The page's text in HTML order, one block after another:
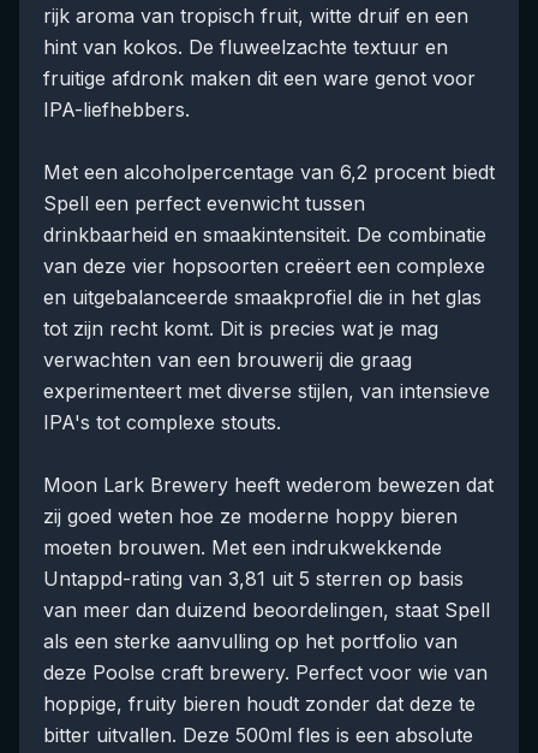
rijk aroma van tropisch fruit, witte druif en een
hint van kokos. De fluweelzachte textuur en
fruitige afdronk maken dit een ware genot voor
IPA-liefhebbers.
Met een alcoholpercentage van 6,2 procent biedt
Spell een perfect evenwicht tussen
drinkbaarheid en smaakintensiteit. De combinatie
van deze vier hopsoorten creëert een complexe
en uitgebalanceerde smaakprofiel die in het glas
tot zijn recht komt. Dit is precies wat je mag
verwachten van een brouwerij die graag
experimenteert met diverse stijlen, van intensieve
IPA's tot complexe stouts.
Moon Lark Brewery heeft wederom bewezen dat
zij goed weten hoe ze moderne hoppy bieren
moeten brouwen. Met een indrukwekkende
Untappd-rating van 3,81 uit 5 sterren op basis
van meer dan duizend beoordelingen, staat Spell
als een sterke aanvulling op het portfolio van
deze Poolse craft brewery. Perfect voor wie van
hoppige, fruity bieren houdt zonder dat deze te
bitter uitvallen. Deze 500ml fles is een absolute